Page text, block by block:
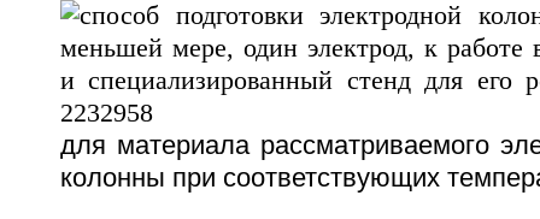
для материала рассматриваемого
колонны при соответствующих